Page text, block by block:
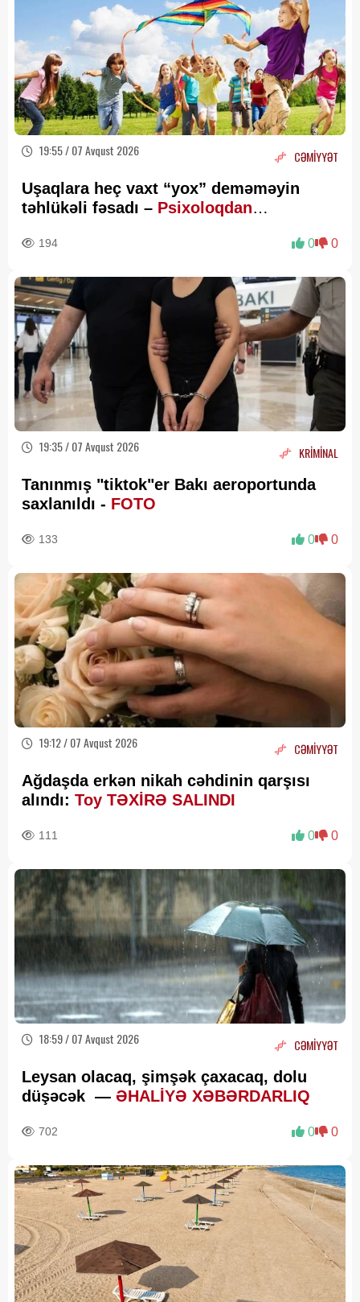
19:55 / 07 Avqust 2026 CƏMİYYƏT
Uşaqlara heç vaxt “yox” deməməyin
təhlükəli fəsadı – Psixoloqdan
194 0 0
19:35 / 07 Avqust 2026 KRİMİNAL
Tanınmış "tiktok"er Bakı aeroportunda
saxlanıldı - FOTO
133 0 0
19:12 / 07 Avqust 2026 CƏMİYYƏT
Ağdaşda erkən nikah cəhdinin qarşısı
alındı: Toy TƏXİRƏ SALINDI
111 0 0
18:59 / 07 Avqust 2026 CƏMİYYƏT
Leysan olacaq, şimşək çaxacaq, dolu
düşəcək — ƏHALİYƏ XƏBƏRDARLIQ
702 0 0